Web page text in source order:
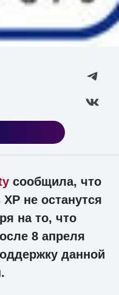
сообщила, что
не останутся
на то, что
8 апреля
данной